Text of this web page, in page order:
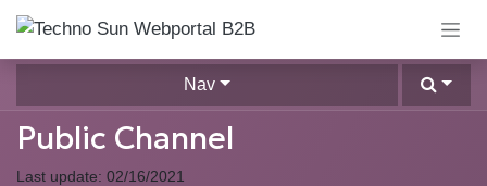
Skip to Content
Nav
Public Channel
Last update: 02/16/2021